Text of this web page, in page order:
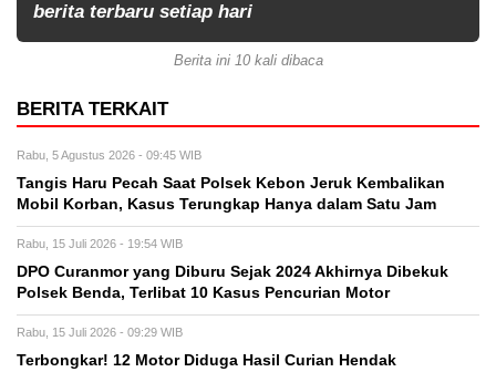
berita terbaru setiap hari
Berita ini 10 kali dibaca
BERITA TERKAIT
Rabu, 5 Agustus 2026 - 09:45 WIB
Tangis Haru Pecah Saat Polsek Kebon Jeruk Kembalikan
Mobil Korban, Kasus Terungkap Hanya dalam Satu Jam
Rabu, 15 Juli 2026 - 19:54 WIB
DPO Curanmor yang Diburu Sejak 2024 Akhirnya Dibekuk
Polsek Benda, Terlibat 10 Kasus Pencurian Motor
Rabu, 15 Juli 2026 - 09:29 WIB
Terbongkar! 12 Motor Diduga Hasil Curian Hendak